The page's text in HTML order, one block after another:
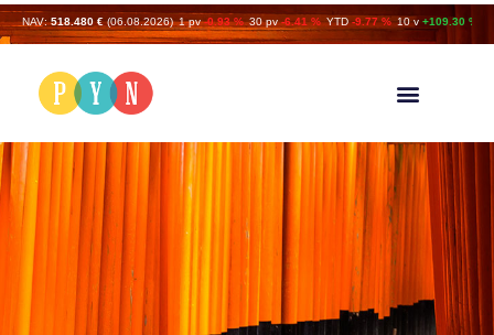
NAV: 518.480 € (06.08.2026) 1 pv -0.93 % 30 pv -6.41 % YTD -9.77 % 10 v +109.30 %